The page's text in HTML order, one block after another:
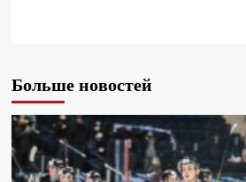
Больше новостей